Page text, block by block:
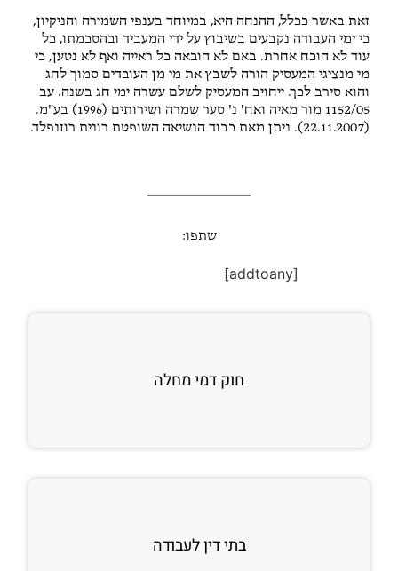
זאת באשר ככלל, ההנחה היא, במיוחד בענפי השמירה והניקיון,
כי ימי העבודה נקבעים בשיבוץ על ידי המעביד ובהסכמתו, כל
עוד לא הוכח אחרת. באם לא הובאה כל ראייה ואף לא נטען, כי
מי מנציגי המעסיק הורה לשבץ את מי מן העובדים סמוך לחג
והוא סירב לכך. ייחויב המעסיק לשלם עשרה ימי חג בשנה. עב
1152/05 מור מאיה ואח' נ' סער שמרה ושירותים (1996) בע"מ.
(22.11.2007). ניתן מאת כבוד הנשיאה השופטת רונית רוזנפלד.
שתפו:
[addtoany]
חוק דמי מחלה
בתי דין לעבודה